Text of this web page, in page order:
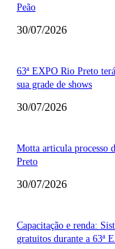
Peão
30/07/2026
63ª EXPO Rio Preto
sua grade de shows
30/07/2026
Motta articula processo
Preto
30/07/2026
Capacitação e renda:
gratuitos durante a 63ª